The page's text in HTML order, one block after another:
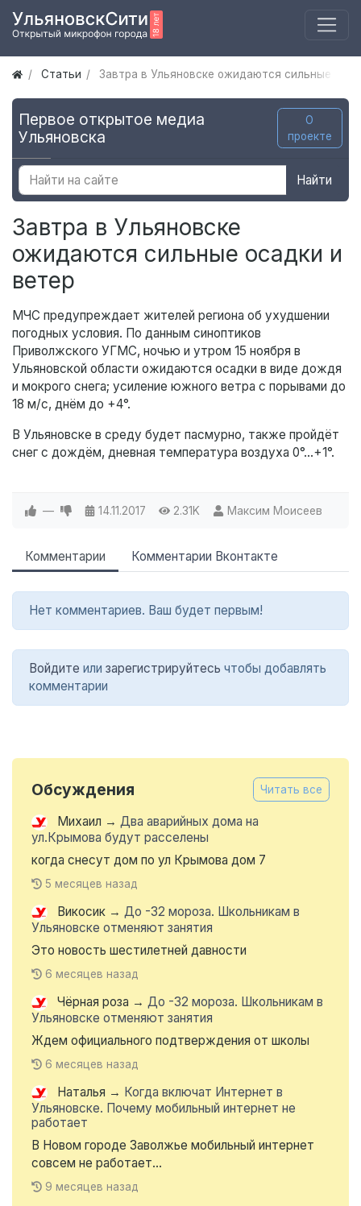
Статьи Завтра в Ульяновске ожидаются сильные
Первое открытое медиа
Ульяновска
О
проекте
Найти
Завтра в Ульяновске
ожидаются сильные осадки и
ветер
МЧС предупреждает жителей региона об ухудшении
погодных условия. По данным синоптиков
Приволжского УГМС, ночью и утром 15 ноября в
Ульяновской области ожидаются осадки в виде дождя
и мокрого снега; усиление южного ветра с порывами до
18 м/с, днём до +4°.
В Ульяновске в среду будет пасмурно, также пройдёт
снег с дождём, дневная температура воздуха 0°…+1°.
— 14.11.2017 2.31K Максим Моисеев
Комментарии Комментарии Вконтакте
Нет комментариев. Ваш будет первым!
Войдите или зарегистрируйтесь чтобы добавлять
комментарии
Обсуждения Читать все
Михаил → Два аварийных дома на
ул.Крымова будут расселены
когда снесут дом по ул Крымова дом 7
5 месяцев назад
Викосик → До -32 мороза. Школьникам в
Ульяновске отменяют занятия
Это новость шестилетней давности
6 месяцев назад
Чёрная роза → До -32 мороза. Школьникам в
Ульяновске отменяют занятия
Ждем официального подтверждения от школы
6 месяцев назад
Наталья → Когда включат Интернет в
Ульяновске. Почему мобильный интернет не
работает
В Новом городе Заволжье мобильный интернет
совсем не работает...
9 месяцев назад